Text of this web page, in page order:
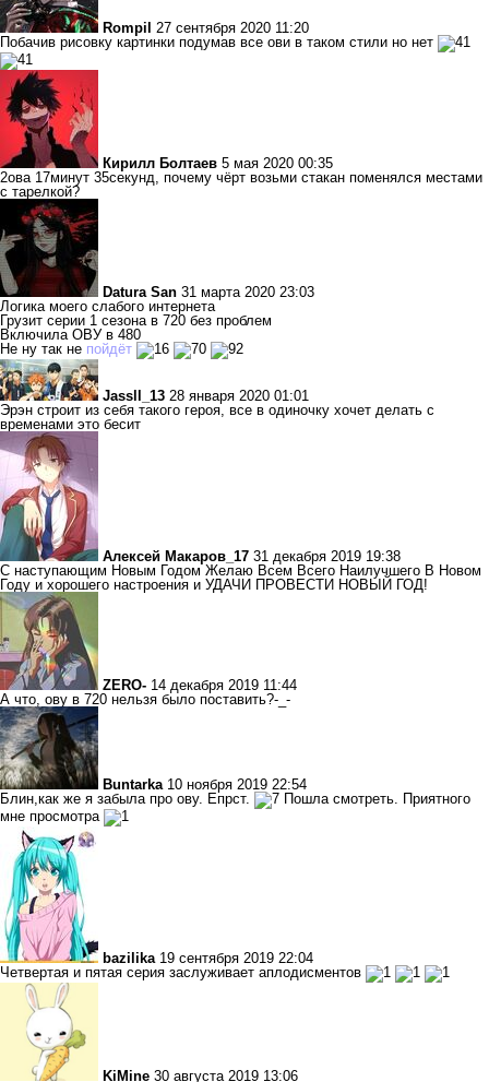
Rompil 27 сентября 2020 11:20
Побачив рисовку картинки подумав все ови в таком стили но нет
Кирилл Болтаев 5 мая 2020 00:35
2ова 17минут 35секунд, почему чёрт возьми стакан поменялся местами
с тарелкой?
Datura San 31 марта 2020 23:03
Логика моего слабого интернета
Грузит серии 1 сезона в 720 без проблем
Включила ОВУ в 480
Не ну так не пойдёт
Jassll_13 28 января 2020 01:01
Эрэн строит из себя такого героя, все в одиночку хочет делать с
временами это бесит
Алексей Макаров_17 31 декабря 2019 19:38
С наступающим Новым Годом Желаю Всем Всего Наилучшего В Новом
Году и хорошего настроения и УДАЧИ ПРОВЕСТИ НОВЫЙ ГОД!
ZERO- 14 декабря 2019 11:44
А что, ову в 720 нельзя было поставить?-_-
Buntarka 10 ноября 2019 22:54
Блин,как же я забыла про ову. Епрст.
Пошла смотреть. Приятного
мне просмотра
bazilika 19 сентября 2019 22:04
Четвертая и пятая серия заслуживает аплодисментов
KiMine 30 августа 2019 13:06